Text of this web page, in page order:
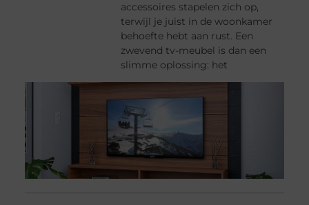
accessoires stapelen zich op,
terwijl je juist in de woonkamer
behoefte hebt aan rust. Een
zwevend tv-meubel is dan een
slimme oplossing: het